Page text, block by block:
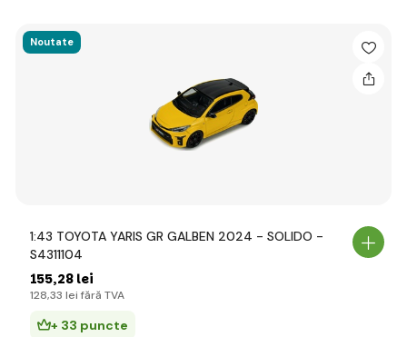
Noutate
1:43 TOYOTA YARIS GR GALBEN 2024 - SOLIDO -
S4311104
155,28 lei
128,33 lei fără TVA
+ 33 puncte